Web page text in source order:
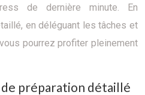
de dernière minute. En
en déléguant les tâches et
pourrez profiter pleinement
préparation détaillé